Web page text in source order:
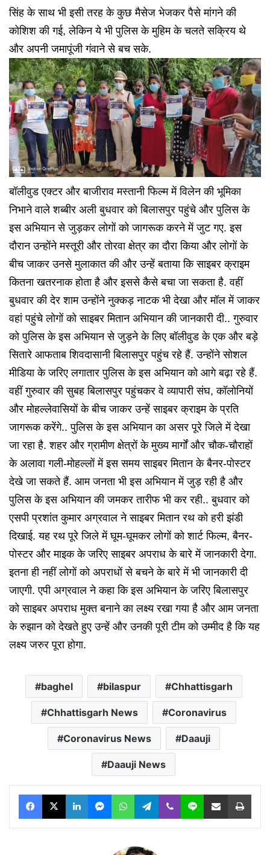
सिंह के साथ भी इसी तरह के कुछ मैसेज भेजकर पैसे मांगने की
कोशिश की गई, लेकिन ये भी पुलिस के मुहिम के चलते सक्रिय थे
और अपनी जमापूंजी गंवाने से बच सके.
बॉलीवुड एक्टर और बाजीराव मस्तानी फिल्म में विलेन की भूमिका
निभाने वाले शब्बीर अली बुधवार को बिलासपुर पहुंचे और पुलिस के
इस अभियान से जुड़कर लोगों को जागरूक करने में जुट गए. इस
दौरान उन्होंने मस्तूरी और तोरवा क्षेत्र का दौरा किया और लोगों के
बीच जाकर उनसे मुलाकात की और उन्हें बताया कि साइबर क्राइम
कितना खतरनाक होता है और इससे कैसे बचा जा सकता है. वहीं
बुधवार की देर शाम उन्होंने नुक्कड़ नाटक भी देखा और मॉल में जाकर
वहां पहुंचे लोगों को साइबर मितान अभियान की जानकारी दी.. गुरुवार
को पुलिस के इस अभियान से जुड़ने के लिए बॉलीवुड के एक और बड़े
सितारे आफताब शिवदासानी बिलासपुर पहुंच रहे हैं. उन्होंने सोशल
मीडिया के जरिए लगातार पुलिस के इस अभियान को आगे बढ़ा रहे हैं.
वहीं गुरुवार की सुबह बिलासपुर पहुंचकर वे व्यापारी संघ, कॉलोनियों
और मोहल्लेवासियों के बीच जाकर उन्हें साइबर क्राइम के प्रति
जागरूक करेंगे.. पुलिस के इस अभियान का असर पूरे जिले में देखा
जा रहा है. शहर और ग्रामीण क्षेत्रों के मुख्य मार्गों और चौक-चौराहों
के अलावा गली-मोहल्लों में इस समय साइबर मितान के बैनर-पोस्टर
देखे जा सकते हैं. आम जनता भी इस अभियान में जुड़ रही है और
पुलिस के इस अभियान की जमकर तारीफ भी कर रही.. बुधवार को
एसपी प्रशांत कुमार अग्रवाल ने साइबर मितान रथ को हरी झंडी
दिखाई. यह रथ पूरे जिले में घूम-घूमकर लोगों को शार्ट फिल्म, बैनर-
पोस्टर और माइक के जरिए साइबर अपराध के बारे में जानकारी देगा.
इतना ही नहीं लोगों को अपराधों से बचने के बारे में भी जानकारी दी
जाएगी. एपी अग्रवाल ने कहा कि इस अभियान के जरिए बिलासपुर
को साइबर अपराध मुक्त बनाने का लक्ष्य रखा गया है और आम जनता
के रुझान को देखते हुए उन्हें और उनकी पूरी टीम को उम्मीद है कि यह
लक्ष्य जरुर पूरा होगा.
baghel bilaspur Chhattisgarh
Chhattisgarh News Coronavirus
Coronavirus News Daauji
Daauji News
Facebook
X LinkedInMessengerWhatsAppTelegram
Viber Line Share via Email Print